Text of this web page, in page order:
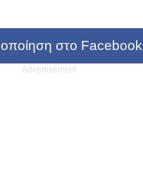
στο Facebook
Advertisement